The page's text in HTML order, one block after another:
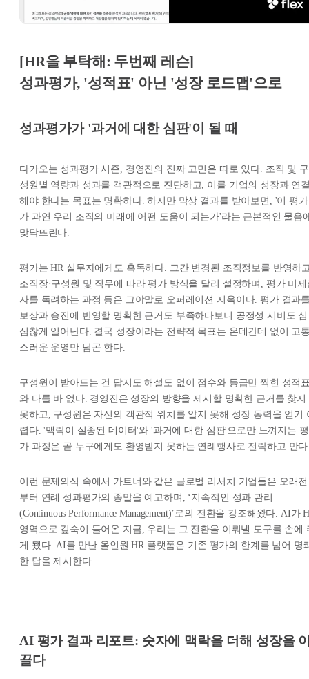
[HR을 부탁해: 두번째 레슨]
성과평가, '성적표' 아닌 '성장 로드맵'으로
성과평가가 '과거에 대한 심판'이 될 때
다가오는 성과평가 시즌, 경영진의 진짜 고민은 따로 있다. 조직 및 구
성원별 역량과 성과를 객관적으로 진단하고, 이를 기업의 성장과 연
해야 한다는 목표는 명확하다. 하지만 막상 결과를 받아보면, '이 평가
가 과연 우리 조직의 미래에 어떤 도움이 되는가'라는 근본적인 물음
맞닥뜨린다.
평가는 HR 실무자에게도 혹독하다. 그간 변경된 조직정보를 반영하
조직장·구성원 및 직무에 따라 평가 방식을 달리 설정하며, 평가 미제
자를 독려하는 과정 등은 그야말로 오퍼레이션 지옥이다. 평가 결과
보상과 승진에 반영할 명확한 근거도 부족하다보니 공정성 시비도 심
심찮게 일어난다. 결국 성장이라는 전략적 목표는 온데간데 없이 고
스러운 운영만 남곤 한다.
구성원이 받아드는 건 답지도 해설도 없이 점수와 등급만 찍힌 성적
와 다를 바 없다. 경영진은 성장의 방향을 제시할 명확한 근거를 찾지
못하고, 구성원은 자신의 객관적 위치를 알지 못해 성장 동력을 얻기
렵다. '맥락이 실종된 데이터'와 '과거에 대한 심판'으로만 느껴지는 평
가 과정은 곧 누구에게도 환영받지 못하는 연례행사로 전락하고 만
이런 문제의식 속에서 가트너와 같은 글로벌 리서치 기업들은 오래전
부터 연례 성과평가의 종말을 예고하며, ‘지속적인 성과 관리
(Continuous Performance Management)’로의 전환을 강조해왔다. AI가
영역으로 깊숙이 들어온 지금, 우리는 그 전환을 이뤄낼 도구를 손에
게 됐다. AI를 만난 올인원 HR 플랫폼은 기존 평가의 한계를 넘어 명
한 답을 제시한다.
AI 평가 결과 리포트: 숫자에 맥락을 더해 성장을
끌다